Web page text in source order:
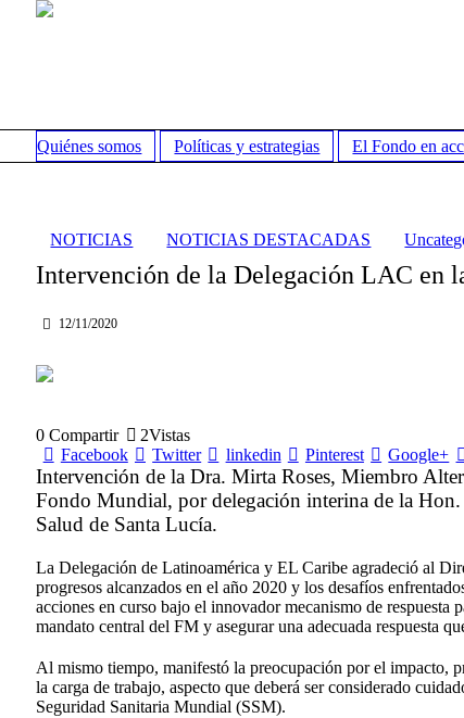
Quiénes somos Políticas y estrategias El Fondo en
NOTICIAS NOTICIAS DESTACADAS
Intervención de la Delegación LAC en
12/11/2020
0Compartir 2Vistas
Facebook
Twitter linkedin Pinterest Google+
Intervención de la Dra. Mirta Roses, Miembro
Fondo Mundial, por delegación interina de la
Salud de Santa Lucía.
La Delegación de Latinoamérica y EL Caribe agradeció al
progresos alcanzados en el año 2020 y los desafíos
acciones en curso bajo el innovador mecanismo de
mandato central del FM y asegurar una adecuada respuesta
Al mismo tiempo, manifestó la preocupación por el impacto,
la carga de trabajo, aspecto que deberá ser considerado
Seguridad Sanitaria Mundial (SSM).